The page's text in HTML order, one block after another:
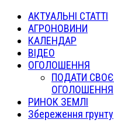
АКТУАЛЬНІ СТАТТІ
АГРОНОВИНИ
КАЛЕНДАР
ВІДЕО
ОГОЛОШЕННЯ
ПОДАТИ СВОЄ
ОГОЛОШЕННЯ
РИНОК ЗЕМЛІ
Збереження грунту